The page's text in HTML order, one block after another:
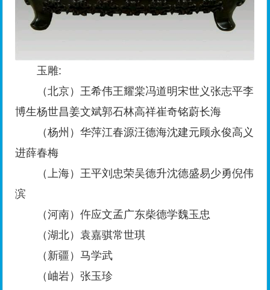
玉雕:
（北京）王希伟王耀棠冯道明宋世义张志平李
博生杨世昌姜文斌郭石林高祥崔奇铭蔚长海
（杨州）华萍江春源汪德海沈建元顾永俊高义
进薛春梅
（上海）王平刘忠荣吴德升沈德盛易少勇倪伟
滨
（河南）仵应文孟广东柴德学魏玉忠
（湖北）袁嘉骐常世琪
（新疆）马学武
（岫岩）张玉珍